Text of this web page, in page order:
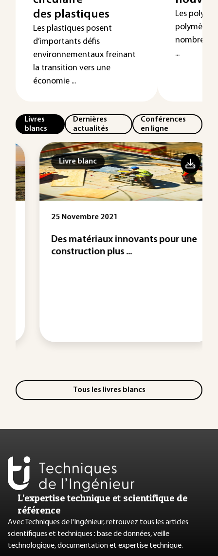
des plastiques
Les plastiques posent
d’importants défis
environnementaux freinant
la transition vers une
économie ...
Les
polymères
...
Livres
blancs
Dernières
actualités
Conférences
en ligne
Livre blanc
25 Novembre 2021
Des matériaux innovants pour une
construction plus ...
Tous les livres blancs
L’expertise technique et scientifique de
référence
Avec Techniques de l'Ingénieur, retrouvez tous les articles
scientifiques et techniques : base de données, veille
technologique, documentation et expertise technique.